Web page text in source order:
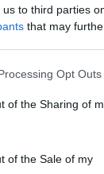
to third parties
that may
website/app uses
or usage
to Google and its
specified
Opt Outs
of the Sharing of
of the Sale of my
4 realtà più
del discorso”: sold